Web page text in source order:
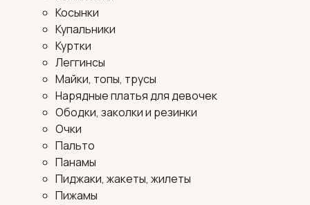
Косынки
Купальники
Куртки
Леггинсы
Майки, топы, трусы
Нарядные платья для девочек
Ободки, заколки и резинки
Очки
Пальто
Панамы
Пиджаки, жакеты, жилеты
Пижамы